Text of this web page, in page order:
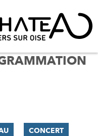
CONCERT